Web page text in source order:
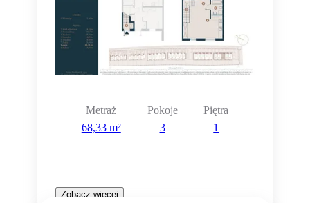
Metraż
68,33 m²
Pokoje
3
Piętra
1
Zobacz więcej